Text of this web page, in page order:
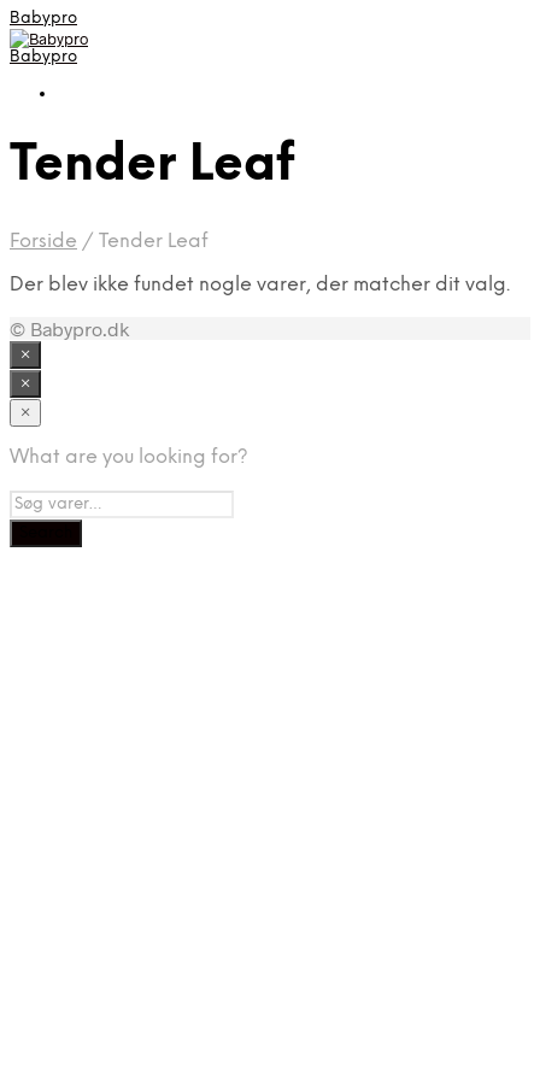
Babypro
Babypro
Tender Leaf
Forside / Tender Leaf
Der blev ikke fundet nogle varer, der matcher dit valg.
© Babypro.dk
×
×
×
What are you looking for?